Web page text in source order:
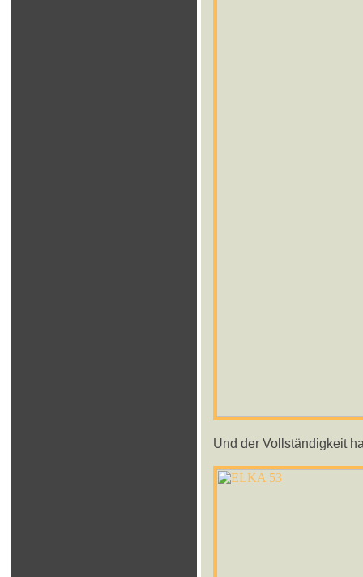
Und der Vollständigkeit